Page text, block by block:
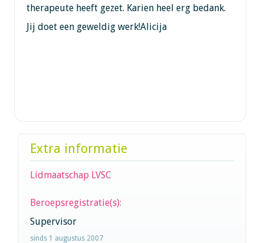
therapeute heeft gezet. Karien heel erg bedank.
Jij doet een geweldig werk!Alicija
Extra informatie
Lidmaatschap LVSC
Beroepsregistratie(s):
Supervisor
sinds 1 augustus 2007